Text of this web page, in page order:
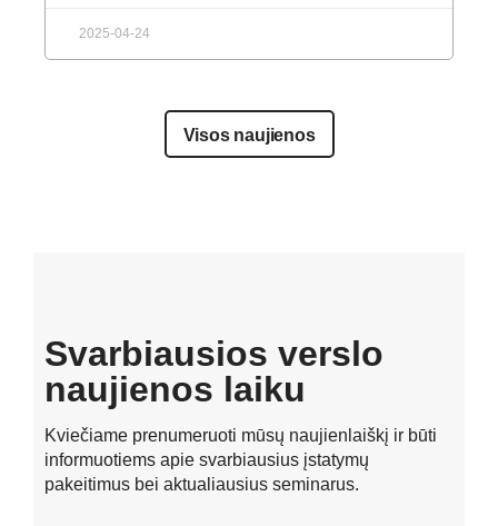
2025-04-24
Visos naujienos
Svarbiausios verslo
naujienos laiku
Kviečiame prenumeruoti mūsų naujienlaiškį ir būti
informuotiems apie svarbiausius įstatymų
pakeitimus bei aktualiausius seminarus.